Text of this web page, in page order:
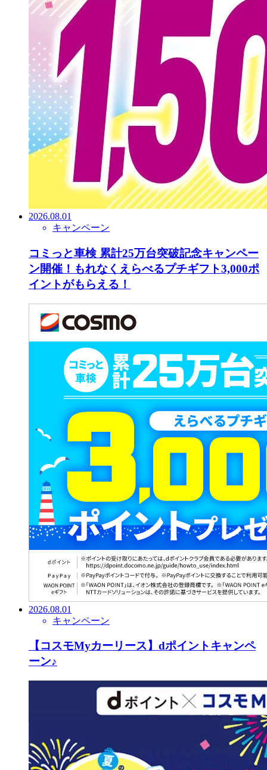
2026.08.01
キャンペーン
コミっと車検 累計25万台突破記念キャンペー
ン開催！もれなくえらべるプチギフト3,000ポ
イントがもらえる！
2026.08.01
キャンペーン
【コスモMyカーリース】dポイントキャンペ
ーン♪